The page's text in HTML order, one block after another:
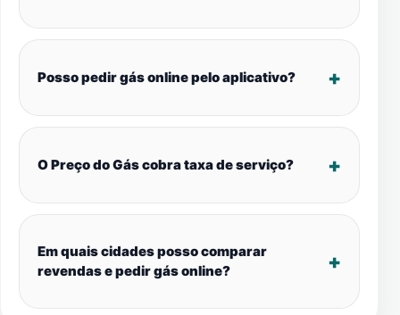
Posso pedir gás online pelo aplicativo?
O Preço do Gás cobra taxa de serviço?
Em quais cidades posso comparar
revendas e pedir gás online?